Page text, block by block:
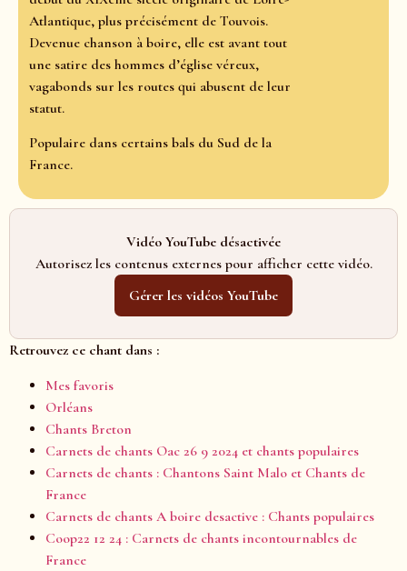
Atlantique, plus précisément de Touvois.
Devenue chanson à boire, elle est avant tout
une satire des hommes d’église véreux,
vagabonds sur les routes qui abusent de leur
statut.
Populaire dans certains bals du Sud de la
France.
Vidéo YouTube désactivée
Autorisez les contenus externes pour afficher cette vidéo.
Gérer les vidéos YouTube
Retrouvez ce chant dans :
Mes favoris
Orléans
Chants Breton
Carnets de chants Oac 26 9 2024 et chants populaires
Carnets de chants : Chantons Saint Malo et Chants de
France
Carnets de chants A boire desactive : Chants populaires
Coop22 12 24 : Carnets de chants incontournables de
France